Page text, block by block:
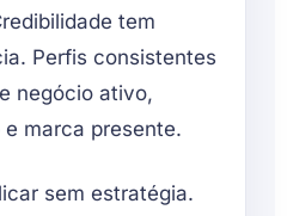
tem
Perfis consistentes
negócio ativo,
marca presente.
sem estratégia.